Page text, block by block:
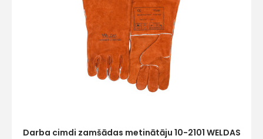
Darba cimdi zamšādas metinātāju 10-2101 WELDAS